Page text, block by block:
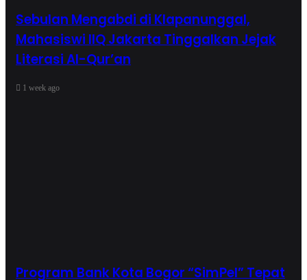
Sebulan Mengabdi di Klapanunggal,
Mahasiswi IIQ Jakarta Tinggalkan Jejak
Literasi Al-Qur’an
1 week ago
Program Bank Kota Bogor “SimPel” Tepat